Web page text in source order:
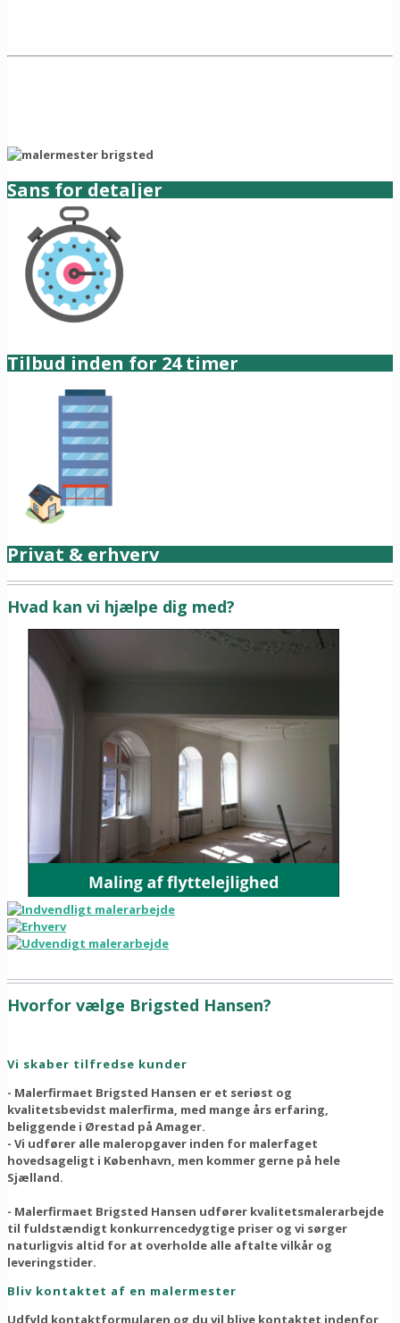
Sans for detaljer
Tilbud inden for 24 timer
Privat & erhverv
Hvad kan vi hjælpe dig med?
Hvorfor vælge Brigsted Hansen?
Vi skaber tilfredse kunder
- Malerfirmaet Brigsted Hansen er et seriøst og
kvalitetsbevidst malerfirma, med mange års erfaring,
beliggende i Ørestad på Amager.
- Vi udfører alle maleropgaver inden for malerfaget
hovedsageligt i København, men kommer gerne på hele
Sjælland.
- Malerfirmaet Brigsted Hansen udfører kvalitetsmalerarbejde
til fuldstændigt konkurrencedygtige priser og vi sørger
naturligvis altid for at overholde alle aftalte vilkår og
leveringstider.
Bliv kontaktet af en malermester
Udfyld kontaktformularen og du vil blive kontaktet indenfor